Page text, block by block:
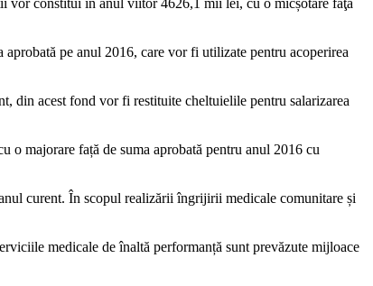
pe anul 2016, care vor fi utilizate pentru acoperirea
din acest fond vor fi restituite cheltuielile pentru salarizarea
majorare față de suma aprobată pentru anul 2016 cu
curent. În scopul realizării îngrijirii medicale comunitare și
medicale de înaltă performanță sunt prevăzute mijloace